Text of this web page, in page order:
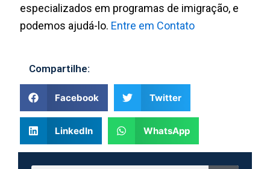
especializados em programas de imigração, e
podemos ajudá-lo. Entre em Contato
Compartilhe:
Facebook Twitter
LinkedIn WhatsApp
Search